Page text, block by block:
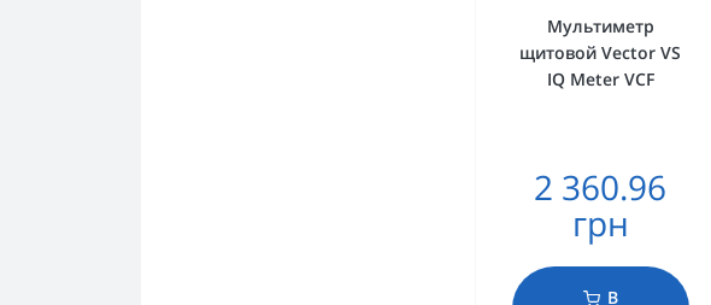
Мультиметр
щитовой Vector VS
IQ Meter VCF
2 360.96
грн
В